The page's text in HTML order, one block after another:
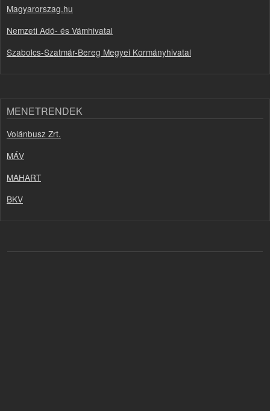
Magyarorszag.hu
Nemzeti Adó- és Vámhivatal
Szabolcs-Szatmár-Bereg Megyei Kormányhivatal
MENETRENDEK
Volánbusz Zrt.
MÁV
MAHART
BKV